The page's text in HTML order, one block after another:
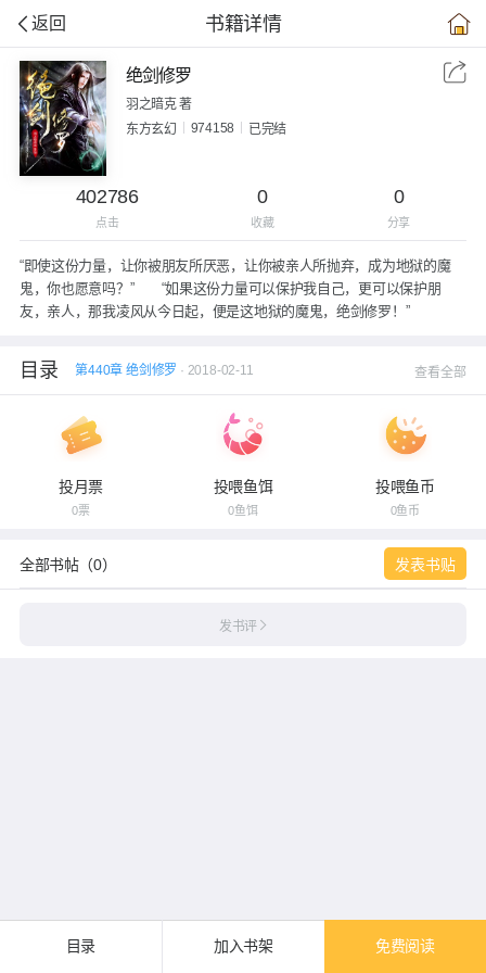
返回 书籍详情
绝剑修罗
羽之暗克 著
东方玄幻
974158 已完结
402786
点击
0
收藏
0
分享
“即使这份力量，让你被朋友所厌恶，让你被亲人所抛弃，成为地狱的魔
鬼，你也愿意吗？” “如果这份力量可以保护我自己，更可以保护朋
友，亲人，那我凌风从今日起，便是这地狱的魔鬼，绝剑修罗！”
目录 第440章 绝剑修罗 · 2018-02-11 查看全部
投月票
0票
投喂鱼饵
0鱼饵
投喂鱼币
0鱼币
全部书帖（0） 发表书贴
发书评
目录 加入书架 免费阅读